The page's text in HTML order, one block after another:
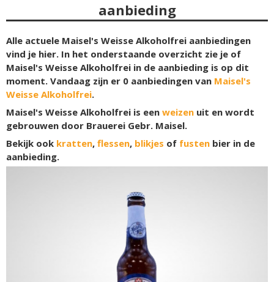
aanbieding
Alle actuele Maisel's Weisse Alkoholfrei aanbiedingen
vind je hier. In het onderstaande overzicht zie je of
Maisel's Weisse Alkoholfrei in de aanbieding is op dit
moment. Vandaag zijn er 0 aanbiedingen van Maisel's
Weisse Alkoholfrei.
Maisel's Weisse Alkoholfrei is een weizen uit en wordt
gebrouwen door Brauerei Gebr. Maisel.
Bekijk ook kratten, flessen, blikjes of fusten bier in de
aanbieding.